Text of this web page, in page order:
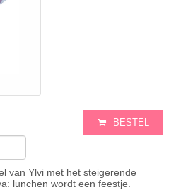
BESTEL
van Ylvi met het steigerende
lunchen wordt een feestje.